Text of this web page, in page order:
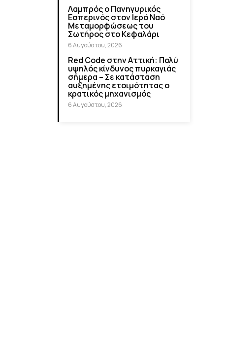
Λαμπρός ο Πανηγυρικός
Εσπερινός στον Ιερό Ναό
Μεταμορφώσεως του
Σωτήρος στο Κεφαλάρι
6 Αυγούστου, 2026
Red Code στην Αττική: Πολύ
υψηλός κίνδυνος πυρκαγιάς
σήμερα – Σε κατάσταση
αυξημένης ετοιμότητας ο
κρατικός μηχανισμός
6 Αυγούστου, 2026